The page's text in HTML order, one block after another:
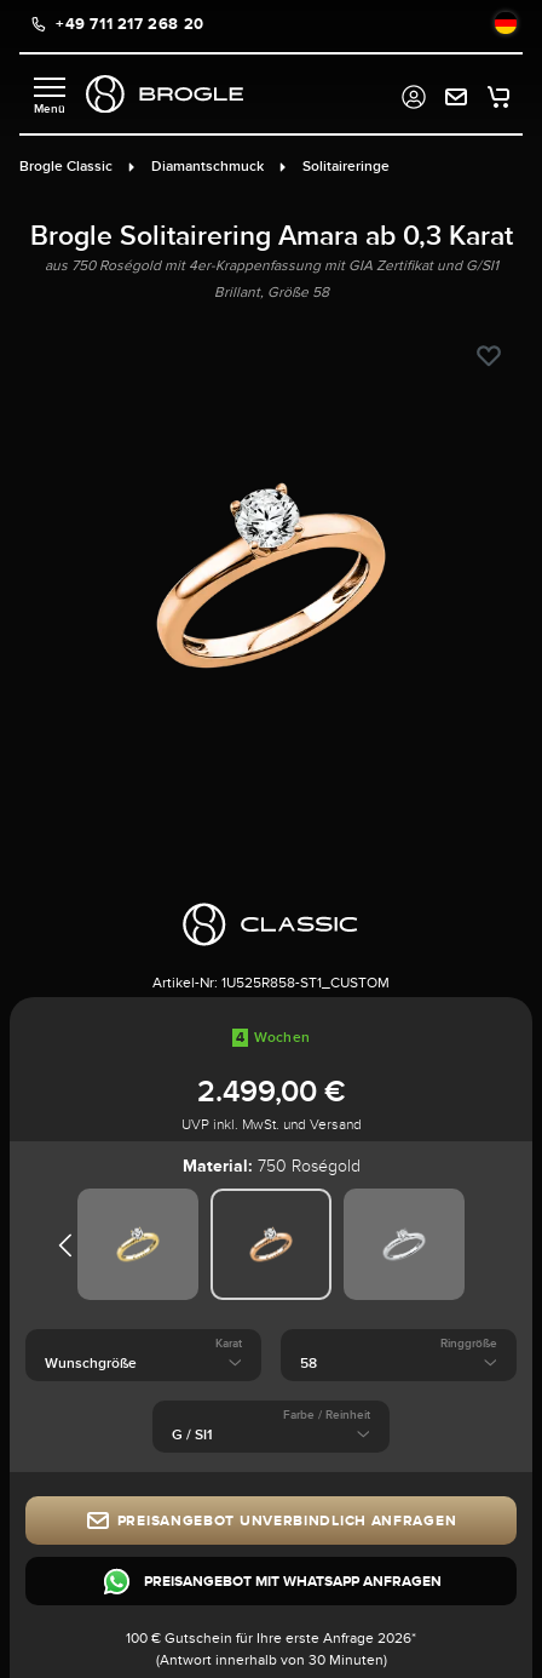
springen
+49 711 217 268 20
Brogle Classic Diamantschmuck Solitaireringe
Brogle Solitairering Amara ab 0,3 Karat
aus 750 Roségold mit 4er-Krappenfassung mit GIA Zertifikat und G/SI1
Brillant, Größe 58
Artikel-Nr: 1U525R858-ST1_CUSTOM
4 Wochen
2.499,00 €
UVP inkl. MwSt. und Versand
Material: 750 Roségold
Karat Ringgröße
Farbe / Reinheit
PREISANGEBOT UNVERBINDLICH ANFRAGEN
PREISANGEBOT MIT WHATSAPP ANFRAGEN
100 € Gutschein für Ihre erste Anfrage 2026*
(Antwort innerhalb von 30 Minuten)